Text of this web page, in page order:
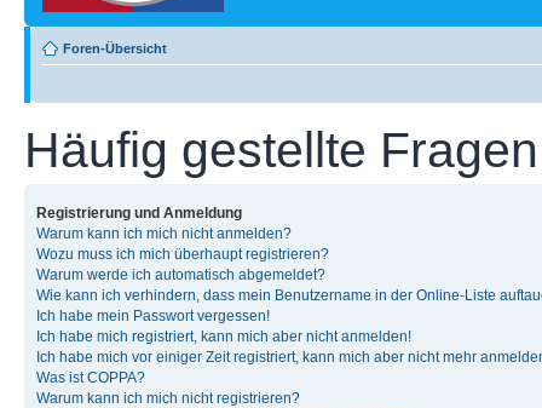
Foren-Übersicht
Häufig gestellte Fragen
Registrierung und Anmeldung
Warum kann ich mich nicht anmelden?
Wozu muss ich mich überhaupt registrieren?
Warum werde ich automatisch abgemeldet?
Wie kann ich verhindern, dass mein Benutzername in der Online-Liste
Ich habe mein Passwort vergessen!
Ich habe mich registriert, kann mich aber nicht anmelden!
Ich habe mich vor einiger Zeit registriert, kann mich aber nicht mehr
Was ist COPPA?
Warum kann ich mich nicht registrieren?